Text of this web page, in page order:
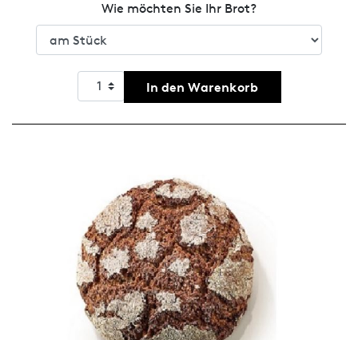
Wie möchten Sie Ihr Brot?
In den Warenkorb